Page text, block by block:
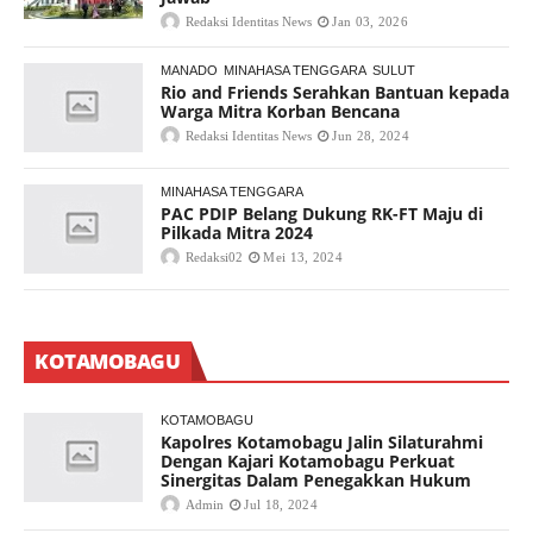
Redaksi Identitas News Jan 03, 2026
MANADO MINAHASA TENGGARA SULUT
Rio and Friends Serahkan Bantuan kepada
Warga Mitra Korban Bencana
Redaksi Identitas News Jun 28, 2024
MINAHASA TENGGARA
PAC PDIP Belang Dukung RK-FT Maju di
Pilkada Mitra 2024
Redaksi02 Mei 13, 2024
KOTAMOBAGU
KOTAMOBAGU
Kapolres Kotamobagu Jalin Silaturahmi
Dengan Kajari Kotamobagu Perkuat
Sinergitas Dalam Penegakkan Hukum
Admin Jul 18, 2024